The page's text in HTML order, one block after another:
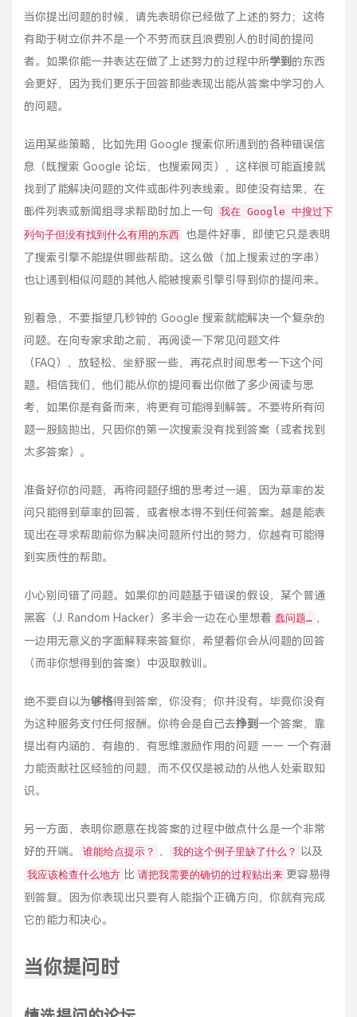
当你提出问题的时候，请先表明你已经做了上述的努力；这将
有助于树立你并不是一个不劳而获且浪费别人的时间的提问
者。如果你能一并表达在做了上述努力的过程中所学到 的东西
会更好，因为我们更乐于回答那些表现出能从答案中学习的人
的问题。
运用某些策略，比如先用 Google 搜索你所遇到的各种错误信
息（既搜索 Google 论坛，也搜索网页），这样很可能直接就
找到了能解决问题的文件或邮件列表线索。即使没有结果，在
邮件列表或新闻组寻求帮助时加上一句 我在 Google 中搜过下
列句子但没有找到什么有用的东西 也是件好事，即使它只是表明
了搜索引擎不能提供哪些帮助。这么做（加上搜索过的字串）
也让遇到相似问题的其他人能被搜索引擎引导到你的提问来。
别着急，不要指望几秒钟的 Google 搜索就能解决一个复杂的
问题。在向专家求助之前，再阅读一下常见问题文件
（FAQ）、放轻松、坐舒服一些，再花点时间思考一下这个问
题。相信我们，他们能从你的提问看出你做了多少阅读与思
考，如果你是有备而来，将更有可能得到解答。不要将所有问
题一股脑拋出，只因你的第一次搜索没有找到答案（或者找到
太多答案）。
准备好你的问题，再将问题仔细的思考过一遍，因为草率的发
问只能得到草率的回答，或者根本得不到任何答案。越是能表
现出在寻求帮助前你为解决问题所付出的努力，你越有可能得
到实质性的帮助。
小心别问错了问题。如果你的问题基于错误的假设，某个普通
黑客（J. Random Hacker）多半会一边在心里想着 蠢问题… ，
一边用无意义的字面解释来答复你，希望着你会从问题的回答
（而非你想得到的答案）中汲取教训。
绝不要自以为够格得到答案，你没有；你并没有。毕竟你没有
为这种服务支付任何报酬。你将会是自己去挣到 一个答案，靠
提出有内涵的、有趣的、有思维激励作用的问题 —— 一个有潜
力能贡献社区经验的问题，而不仅仅是被动的从他人处索取知
识。
另一方面，表明你愿意在找答案的过程中做点什么是一个非常
好的开端。
谁能给点提示？ 、 我的这个例子里缺了什么？ 以及
我应该检查什么地方 比 请把我需要的确切的过程贴出来 更容易得
到答复。因为你表现出只要有人能指个正确方向，你就有完成
它的能力和决心。
当你提问时